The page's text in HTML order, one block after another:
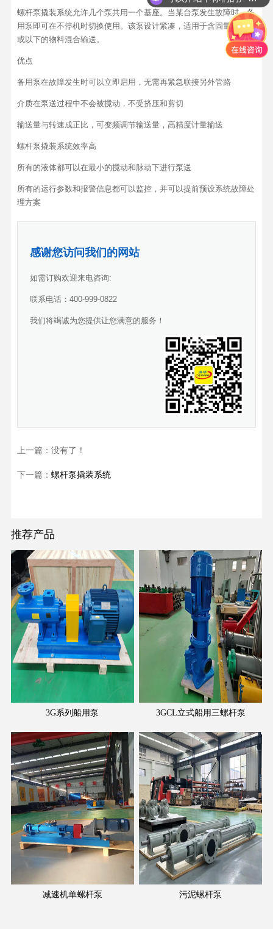
螺杆泵撬装系统允许几个泵共用一个基座。当某台泵发生故障时，备
用泵即可在不停机时切换使用。该泵设计紧凑，适用于含固量为20%
或以下的物料混合输送。
优点
备用泵在故障发生时可以立即启用，无需再紧急联接另外管路
介质在泵送过程中不会被搅动，不受挤压和剪切
输送量与转速成正比，可变频调节输送量，高精度计量输送
螺杆泵撬装系统效率高
所有的液体都可以在最小的搅动和脉动下进行泵送
所有的运行参数和报警信息都可以监控，并可以提前预设系统故障处
理方案
感谢您访问我们的网站
如需订购欢迎来电咨询:
联系电话：400-999-0822
我们将竭诚为您提供让您满意的服务！
上一篇：没有了！
下一篇： 螺杆泵撬装系统
推荐产品
3G系列船用泵 3GCL立式船用三螺杆泵
减速机单螺杆泵 污泥螺杆泵